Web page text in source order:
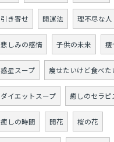
引き寄せ 開運法 理不尽な人
悲しみの感情 子供の未来 痩
惑星スープ 痩せたいけど食べた
ダイエットスープ 癒しのセラピ
癒しの時間 開花 桜の花